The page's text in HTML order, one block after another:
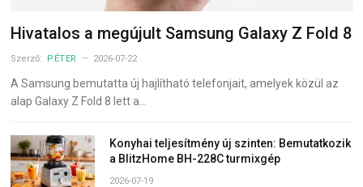
Hivatalos a megújult Samsung Galaxy Z Fold 8
Szerző: PÉTER 2026-07-22
A Samsung bemutatta új hajlítható telefonjait, amelyek közül az
alap Galaxy Z Fold 8 lett a…
Konyhai teljesítmény új szinten: Bemutatkozik
a BlitzHome BH-228C turmixgép
2026-07-19